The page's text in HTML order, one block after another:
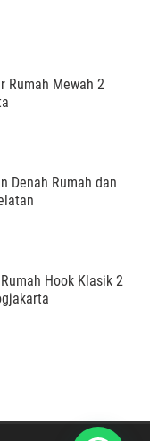
Rumah Mewah 2
Denah Rumah dan
Hook Klasik 2